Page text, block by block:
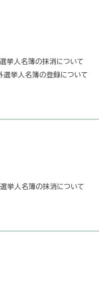
挙人名簿の抹消について
挙人名簿の登録について
挙人名簿の抹消について